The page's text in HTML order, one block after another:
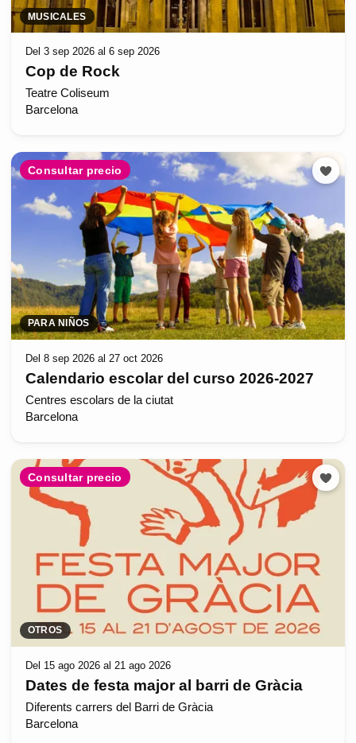
MUSICALES
Del 3 sep 2026 al 6 sep 2026
Cop de Rock
Teatre Coliseum
Barcelona
Consultar precio
PARA NIÑOS
Del 8 sep 2026 al 27 oct 2026
Calendario escolar del curso 2026-2027
Centres escolars de la ciutat
Barcelona
Consultar precio
OTROS
Del 15 ago 2026 al 21 ago 2026
Dates de festa major al barri de Gràcia
Diferents carrers del Barri de Gràcia
Barcelona